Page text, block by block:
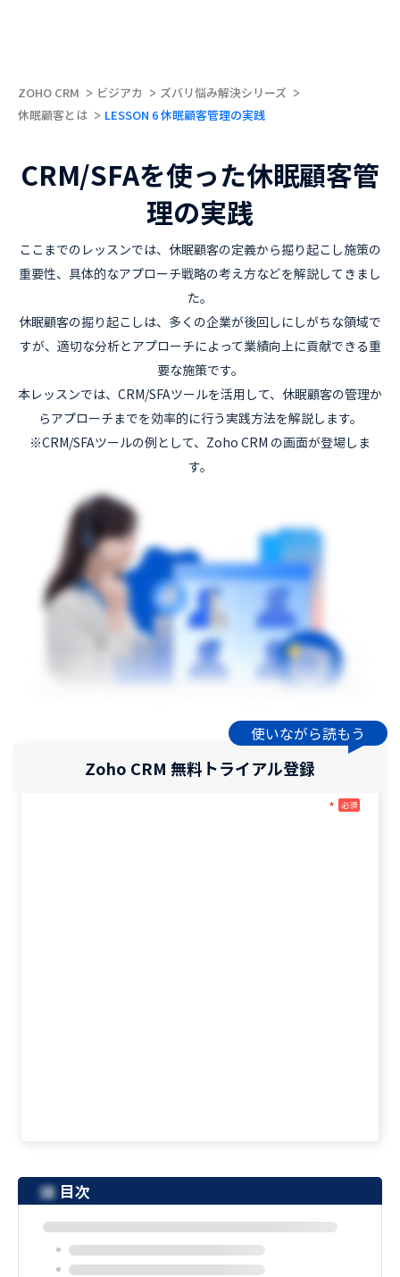
ZOHO CRM ビジアカ
ズバリ悩み解決シリーズ
休眠顧客とは
LESSON 6 休眠顧客管理の実践
CRM/SFAを使った休眠顧客管
理の実践
ここまでのレッスンでは、休眠顧客の定義から掘り起こし施策の
重要性、具体的なアプローチ戦略の考え方などを解説してきまし
た。
休眠顧客の掘り起こしは、多くの企業が後回しにしがちな領域で
すが、適切な分析とアプローチによって業績向上に貢献できる重
要な施策です。
本レッスンでは、CRM/SFAツールを活用して、休眠顧客の管理か
らアプローチまでを効率的に行う実践方法を解説します。
※CRM/SFAツールの例として、Zoho CRM の画面が登場しま
す。
Zoho CRM 無料トライアル登録
使いながら読もう
* 必須
目次